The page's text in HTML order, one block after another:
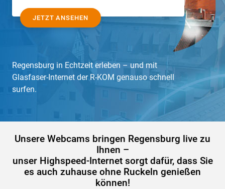
JETZT ANSEHEN
Regensburg in Echtzeit erleben – und mit
Glasfaser-Internet der R-KOM genauso schnell
surfen.
Unsere Webcams bringen Regensburg live zu
Ihnen –
unser Highspeed-Internet sorgt dafür, dass Sie
es auch zuhause ohne Ruckeln genießen
können!